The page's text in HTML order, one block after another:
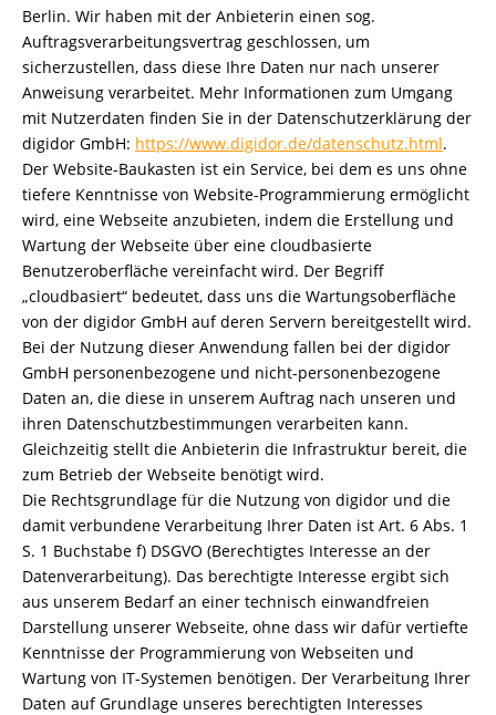
Berlin. Wir haben mit der Anbieterin einen sog.
Auftragsverarbeitungsvertrag geschlossen, um
sicherzustellen, dass diese Ihre Daten nur nach unserer
Anweisung verarbeitet. Mehr Informationen zum Umgang
mit Nutzerdaten finden Sie in der Datenschutzerklärung der
digidor GmbH: https://www.digidor.de/datenschutz.html.
Der Website-Baukasten ist ein Service, bei dem es uns ohne
tiefere Kenntnisse von Website-Programmierung ermöglicht
wird, eine Webseite anzubieten, indem die Erstellung und
Wartung der Webseite über eine cloudbasierte
Benutzeroberfläche vereinfacht wird. Der Begriff
„cloudbasiert“ bedeutet, dass uns die Wartungsoberfläche
von der digidor GmbH auf deren Servern bereitgestellt wird.
Bei der Nutzung dieser Anwendung fallen bei der digidor
GmbH personenbezogene und nicht-personenbezogene
Daten an, die diese in unserem Auftrag nach unseren und
ihren Datenschutzbestimmungen verarbeiten kann.
Gleichzeitig stellt die Anbieterin die Infrastruktur bereit, die
zum Betrieb der Webseite benötigt wird.
Die Rechtsgrundlage für die Nutzung von digidor und die
damit verbundene Verarbeitung Ihrer Daten ist Art. 6 Abs. 1
S. 1 Buchstabe f) DSGVO (Berechtigtes Interesse an der
Datenverarbeitung). Das berechtigte Interesse ergibt sich
aus unserem Bedarf an einer technisch einwandfreien
Darstellung unserer Webseite, ohne dass wir dafür vertiefte
Kenntnisse der Programmierung von Webseiten und
Wartung von IT-Systemen benötigen. Der Verarbeitung Ihrer
Daten auf Grundlage unseres berechtigten Interesses